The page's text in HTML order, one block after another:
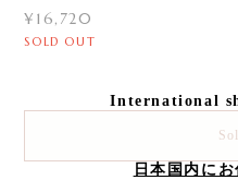
¥16,720
SOLD OUT
International
日本国内に